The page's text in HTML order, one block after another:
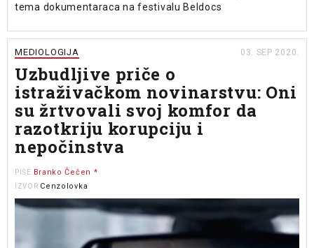
tema dokumentaraca na festivalu Beldocs
MEDIOLOGIJA 03. SEP 2020.
Uzbudljive priče o
istraživačkom novinarstvu: Oni
su žrtvovali svoj komfor da
razotkriju korupciju i
nepočinstva
PIŠE Branko Čečen *
IZVOR Cenzolovka